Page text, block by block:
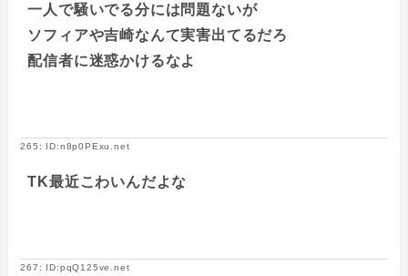
一人で騒いでる分には問題ないが
ソフィアや吉崎なんて実害出てるだろ
配信者に迷惑かけるなよ
265: ID:n8p0PExu.net
TK最近こわいんだよな
267: ID:pqQ125ve.net